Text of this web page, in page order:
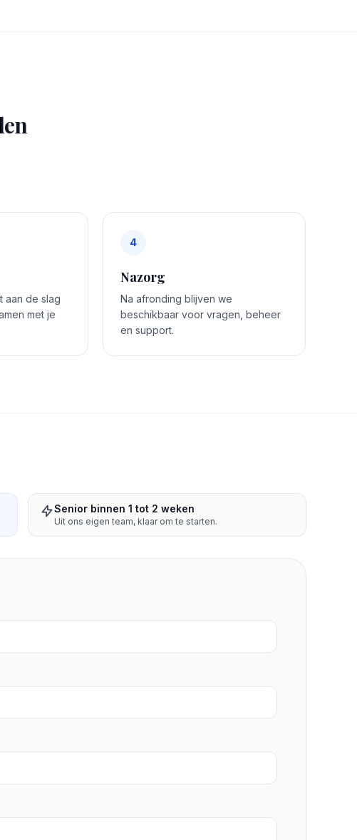
aan de slag
met je
4
Nazorg
Na afronding blijven we
beschikbaar voor vragen, beheer
en support.
Senior binnen 1 tot 2 weken
Uit ons eigen team, klaar om te starten.